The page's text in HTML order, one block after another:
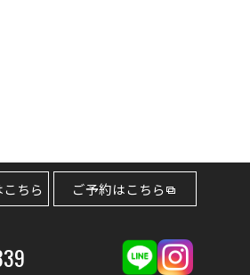
ちら ご予約はこちら